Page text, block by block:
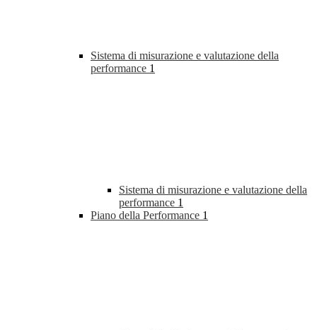
Sistema di misurazione e valutazione della
performance 1
Sistema di misurazione e valutazione della
performance 1
Piano della Performance 1